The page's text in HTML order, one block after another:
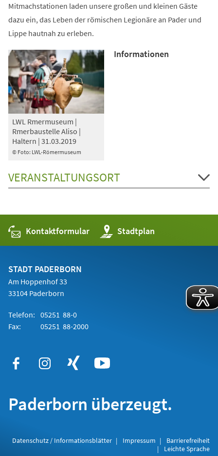
Mitmachstationen laden unsere großen und kleinen Gäste
dazu ein, das Leben der römischen Legionäre an Pader und
Lippe hautnah zu erleben.
© Foto: LWL-Römermuseum
LWL Rmermuseum |
Rmerbaustelle Aliso |
Haltern | 31.03.2019
Informationen
VERANSTALTUNGSORT
Kontaktformular Stadtplan
(Öffnet
in
einem
STADT PADERBORN
Am Hoppenhof 33
33104 Paderborn
Telefon: 05251 88-0
Fax:
05251 88-2000
Paderborn überzeugt.
Datenschutz / Informationsblätter Impressum
Barrierefreiheit
Leichte Sprache